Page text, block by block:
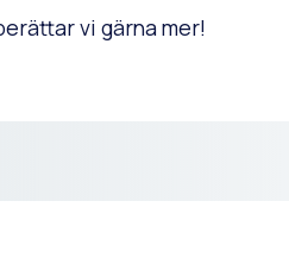
vi gärna mer!